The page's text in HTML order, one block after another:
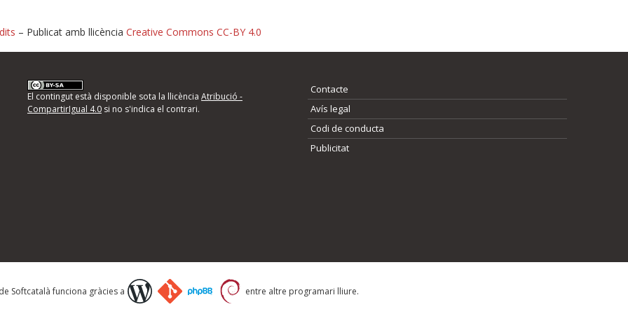
d'errors
següents i descriviu quina és la millora que
– Publicat amb llicència Creative Commons CC-BY 4.0
El contingut està disponible sota la llicència Atribució -
CompartirIgual 4.0si no s'indica el contrari.
Contacte
Avís legal
Codi de conducta
Publicitat
Softcatalà funciona gràcies a entre altre programari lliure.